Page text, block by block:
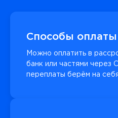
Способы оплаты
Можно оплатить в
банк или частями через
переплаты берём на